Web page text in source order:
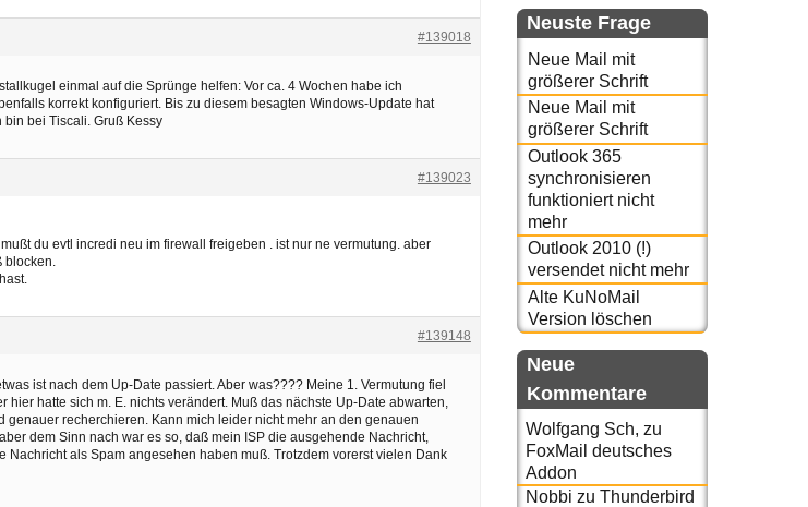
#139018
einmal auf die Sprünge helfen: Vor ca. 4 Wochen habe ich
korrekt konfiguriert. Bis zu diesem besagten Windows-Update hat
bei Tiscali. Gruß Kessy
#139023
du evtl incredi neu im firewall freigeben . ist nur ne vermutung. aber
#139148
ist nach dem Up-Date passiert. Aber was???? Meine 1. Vermutung fiel
hier hatte sich m. E. nichts verändert. Muß das nächste Up-Date abwarten,
genauer recherchieren. Kann mich leider nicht mehr an den genauen
dem Sinn nach war es so, daß mein ISP die ausgehende Nachricht,
Nachricht als Spam angesehen haben muß. Trotzdem vorerst vielen Dank
Neuste Frage
Neue Mail mit
größerer Schrift
Neue Mail mit
größerer Schrift
Outlook 365
synchronisieren
funktioniert nicht
mehr
Outlook 2010 (!)
versendet nicht mehr
Alte KuNoMail
Version löschen
Neue
Kommentare
Wolfgang Sch, zu
FoxMail deutsches
Addon
Nobbi zu Thunderbird